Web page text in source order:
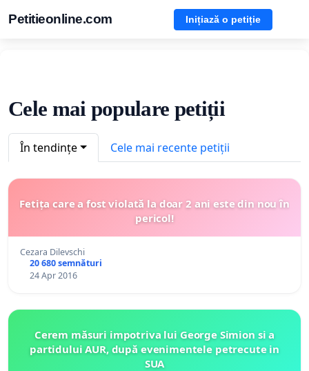
Petitieonline.com Inițiază o petiție
Cele mai populare petiții
În tendințe Cele mai recente petiții
Fetița care a fost violată la doar 2 ani este din nou în
pericol!
Cezara Dilevschi
20 680 semnături
24 Apr 2016
Cerem măsuri impotriva lui George Simion si a
partidului AUR, după evenimentele petrecute in
SUA